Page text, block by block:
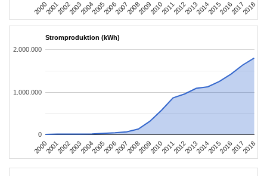
2000200120022003200420052006200720082009201020112012201320142015201620172018
Stromproduktion (kWh)
2000200120022003200420052006200720082009201020112012201320142015201620172018
0
1.000.000
2.000.000